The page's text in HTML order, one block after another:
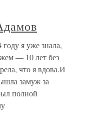
я уже знала,
— 10 лет без
что я вдова.И
замуж за
полной